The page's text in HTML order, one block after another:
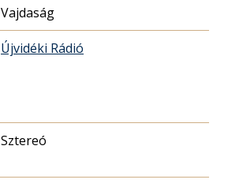
Vajdaság
Újvidéki Rádió
Sztereó